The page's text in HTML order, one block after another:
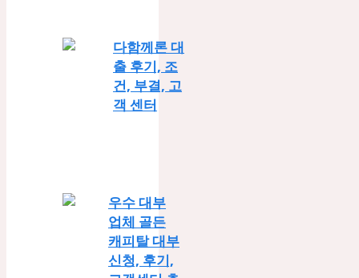
다함께론 대
출 후기, 조
건, 부결, 고
객 센터
우수 대부
업체 골든
캐피탈 대부
신청, 후기,